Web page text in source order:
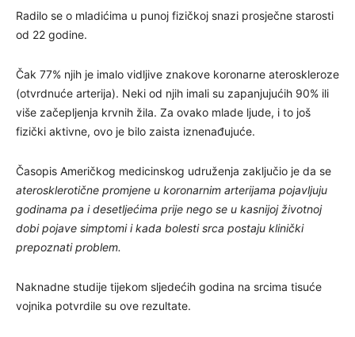
Radilo se o mladićima u punoj fizičkoj snazi prosječne starosti
od 22 godine.
Čak 77% njih je imalo vidljive znakove koronarne ateroskleroze
(otvrdnuće arterija). Neki od njih imali su zapanjujućih 90% ili
više začepljenja krvnih žila. Za ovako mlade ljude, i to još
fizički aktivne, ovo je bilo zaista iznenađujuće.
Časopis Američkog medicinskog udruženja zaključio je da se
aterosklerotične promjene u koronarnim arterijama pojavljuju
godinama pa i desetljećima prije nego se u kasnijoj životnoj
dobi pojave simptomi i kada bolesti srca postaju klinički
prepoznati problem.
Naknadne studije tijekom sljedećih godina na srcima tisuće
vojnika potvrdile su ove rezultate.